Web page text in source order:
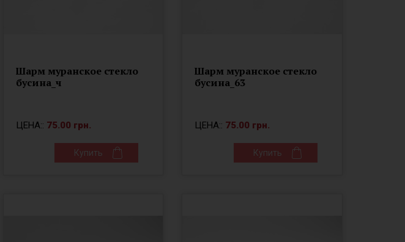
Шарм муранское стекло
бусина_ч
ЦЕНА:: 75.00 грн.
Купить
Шарм муранское стекло
бусина_63
ЦЕНА:: 75.00 грн.
Купить